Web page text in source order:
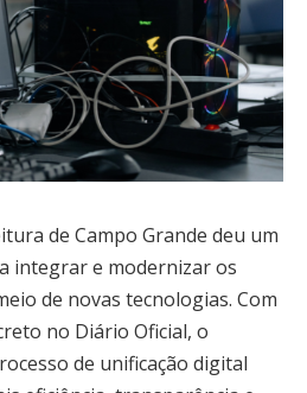
de Campo Grande deu um
integrar e modernizar os
de novas tecnologias. Com
no Diário Oficial, o
de unificação digital